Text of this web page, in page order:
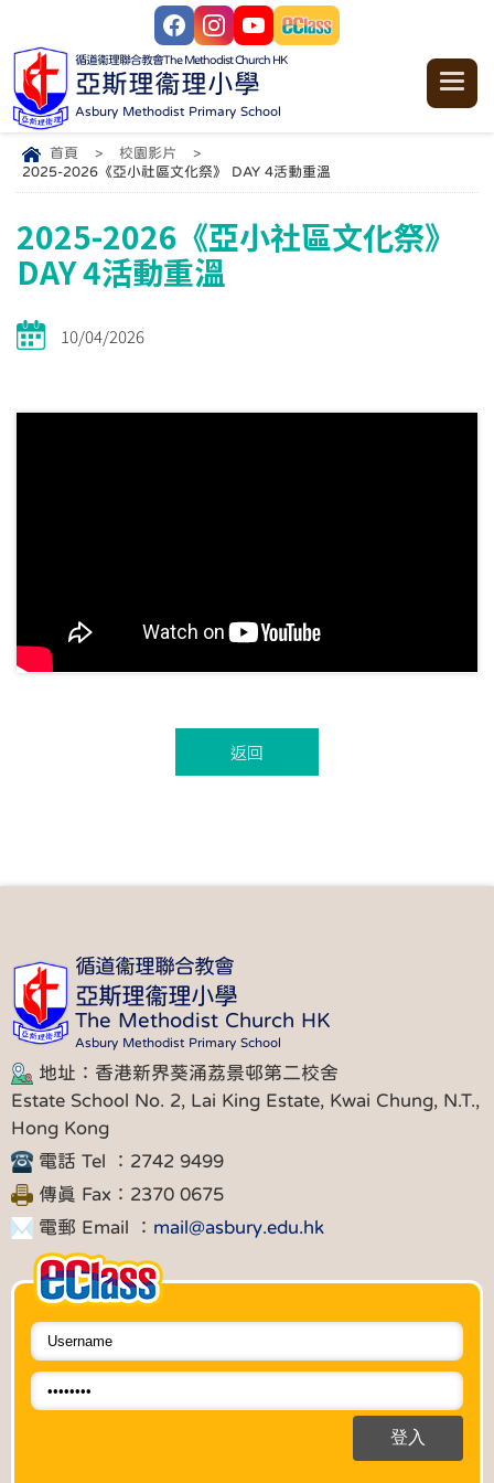
循道衞理聯合教會The Methodist Church HK
亞斯理衞理小學
Asbury Methodist Primary School
首頁 > 校園影片
>
2025-2026《亞小社區文化祭》 DAY 4活動重溫
2025-2026《亞小社區文化祭》
DAY 4活動重溫
10/04/2026
返回
循道衞理聯合教會
亞斯理衞理小學
The Methodist Church HK
Asbury Methodist Primary School
地址：香港新界葵涌荔景邨第二校舍
Estate School No. 2, Lai King Estate, Kwai Chung, N.T.,
Hong Kong
電話 Tel ：2742 9499
傳真 Fax：2370 0675
電郵 Email ： mail@asbury.edu.hk